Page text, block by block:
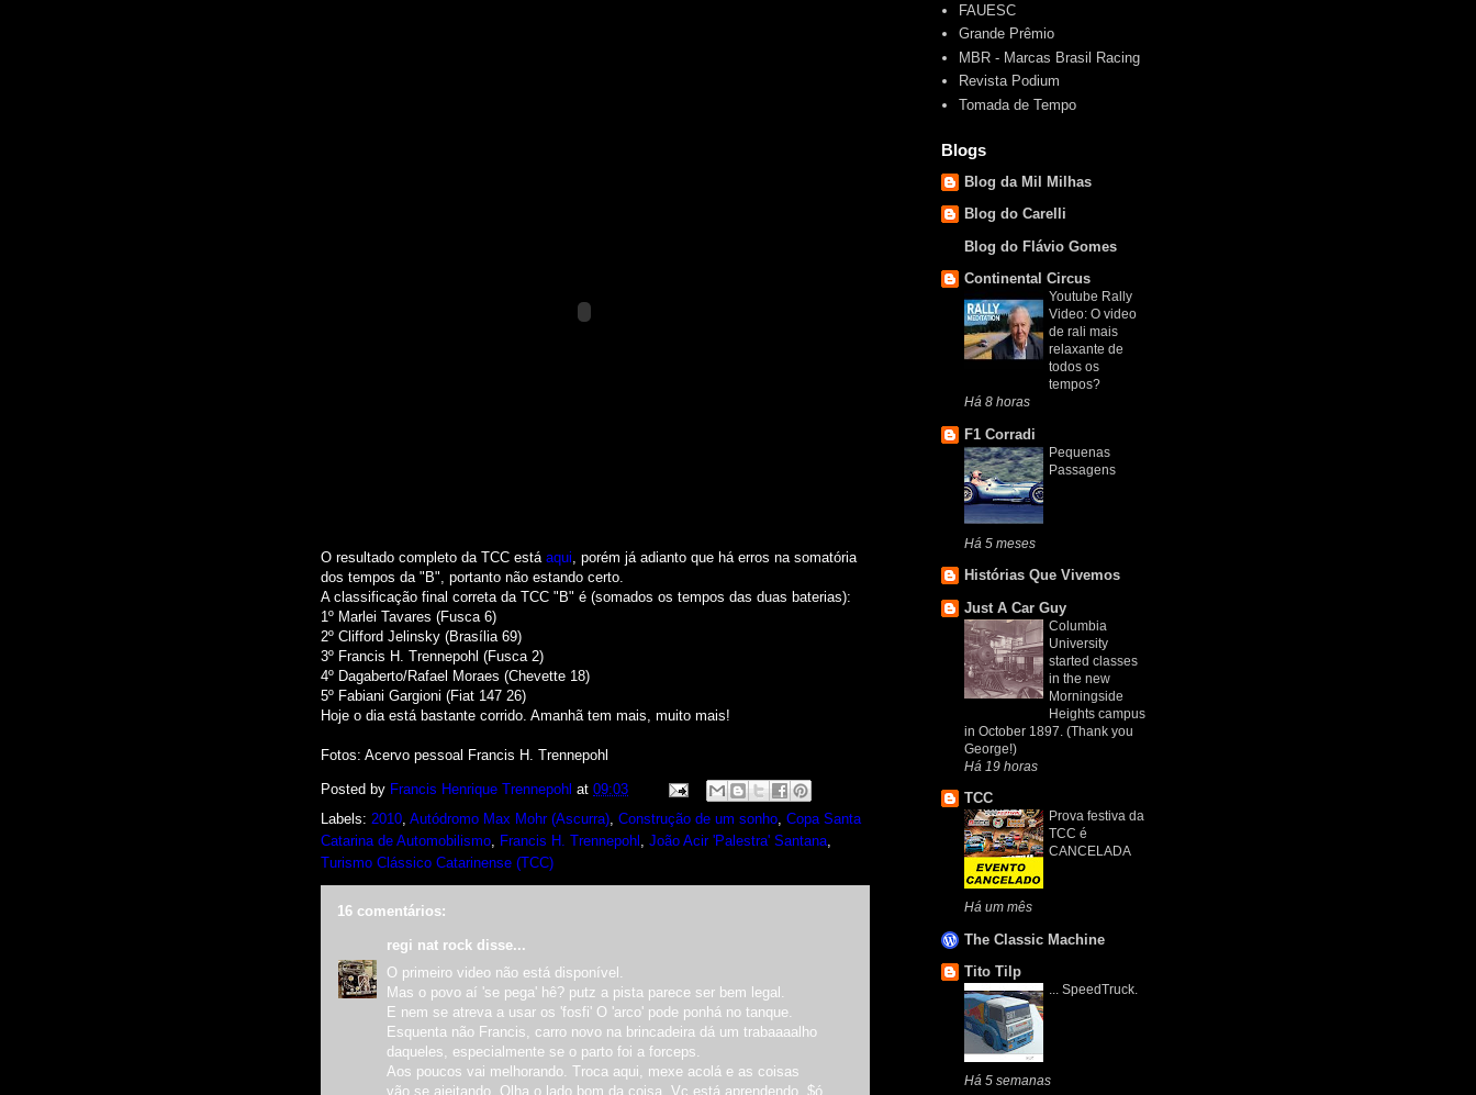
O resultado completo da TCC está aqui, porém já adianto que há erros na somatória
dos tempos da "B", portanto não estando certo.
A classificação final correta da TCC "B" é (somados os tempos das duas baterias):
1º Marlei Tavares (Fusca 6)
2º Clifford Jelinsky (Brasília 69)
3º Francis H. Trennepohl (Fusca 2)
4º Dagaberto/Rafael Moraes (Chevette 18)
5º Fabiani Gargioni (Fiat 147 26)
Hoje o dia está bastante corrido. Amanhã tem mais, muito mais!
Fotos: Acervo pessoal Francis H. Trennepohl
Posted by Francis Henrique Trennepohl at 09:03
Labels: 2010, Autódromo Max Mohr (Ascurra), Construção de um sonho, Copa Santa
Catarina de Automobilismo, Francis H. Trennepohl , João Acir 'Palestra' Santana,
Turismo Clássico Catarinense (TCC)
16 comentários:
regi nat rock disse...
O primeiro video não está disponível.
Mas o povo aí 'se pega' hê? putz a pista parece ser bem legal.
E nem se atreva a usar os 'fosfi' O 'arco' pode ponhá no tanque.
Esquenta não Francis, carro novo na brincadeira dá um trabaaaalho
daqueles, especialmente se o parto foi a forceps.
Aos poucos vai melhorando. Troca aqui, mexe acolá e as coisas
vão se ajeitando. Olha o lado bom da coisa, Vc está aprendendo. $ó
FAUESC
Grande Prêmio
MBR - Marcas Brasil Racing
Revista Podium
Tomada de Tempo
Blogs
Blog da Mil Milhas
Blog do Carelli
Blog do Flávio Gomes
Continental Circus
Youtube Rally
Video: O video
de rali mais
relaxante de
todos os
tempos?
Há 8 horas
F1 Corradi
Pequenas
Passagens
Há 5 meses
Histórias Que Vivemos
Just A Car Guy
Columbia
University
started classes
in the new
Morningside
Heights campus
in October 1897. (Thank you
George!)
Há 19 horas
TCC
Prova festiva da
TCC é
CANCELADA
Há um mês
The Classic Machine
Tito Tilp
... SpeedTruck.
Há 5 semanas